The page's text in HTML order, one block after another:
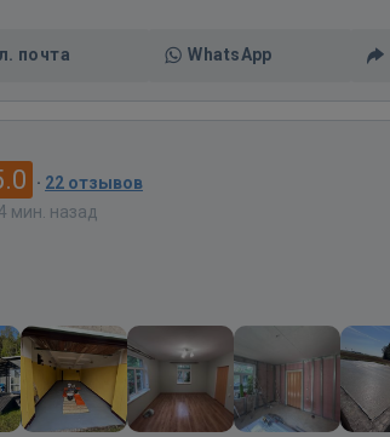
почта WhatsApp
· 22 отзывов
мин. назад